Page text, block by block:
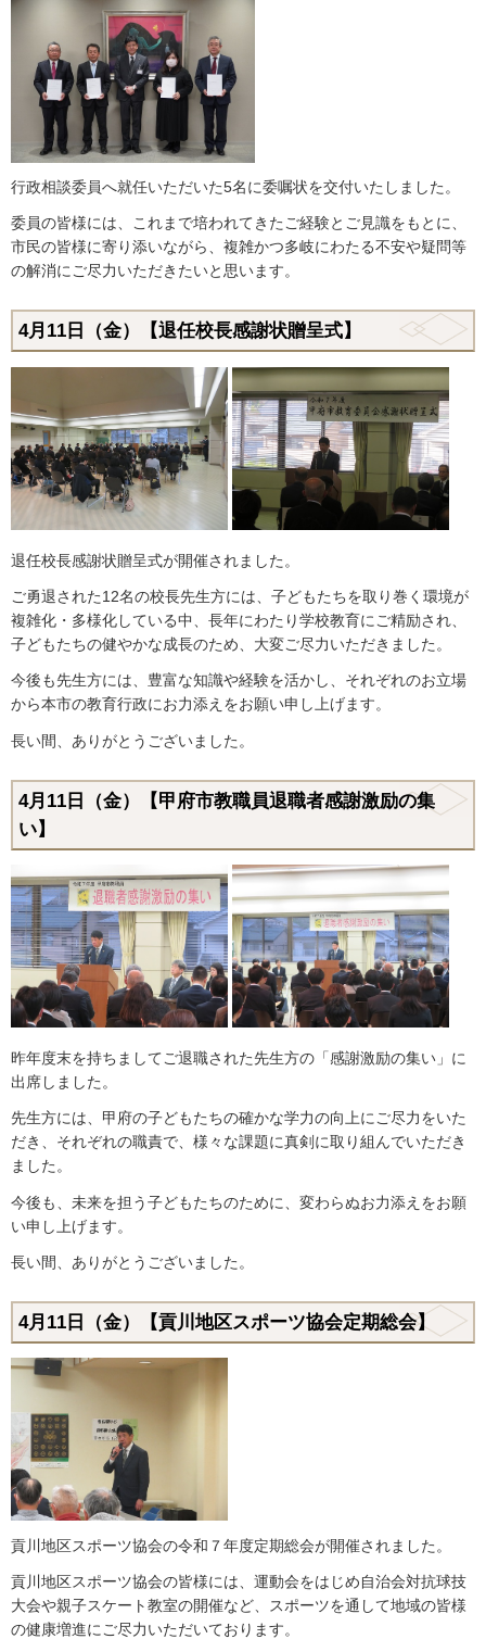
行政相談委員へ就任いただいた5名に委嘱状を交付いたしました。
委員の皆様には、これまで培われてきたご経験とご見識をもとに、
市民の皆様に寄り添いながら、複雑かつ多岐にわたる不安や疑問等
の解消にご尽力いただきたいと思います。
4月11日（金）【退任校長感謝状贈呈式】
退任校長感謝状贈呈式が開催されました。
ご勇退された12名の校長先生方には、子どもたちを取り巻く環境が
複雑化・多様化している中、長年にわたり学校教育にご精励され、
子どもたちの健やかな成長のため、大変ご尽力いただきました。
今後も先生方には、豊富な知識や経験を活かし、それぞれのお立場
から本市の教育行政にお力添えをお願い申し上げます。
長い間、ありがとうございました。
4月11日（金）【甲府市教職員退職者感謝激励の集
い】
昨年度末を持ちましてご退職された先生方の「感謝激励の集い」に
出席しました。
先生方には、甲府の子どもたちの確かな学力の向上にご尽力をいた
だき、それぞれの職責で、様々な課題に真剣に取り組んでいただき
ました。
今後も、未来を担う子どもたちのために、変わらぬお力添えをお願
い申し上げます。
長い間、ありがとうございました。
4月11日（金）【貢川地区スポーツ協会定期総会】
貢川地区スポーツ協会の令和７年度定期総会が開催されました。
貢川地区スポーツ協会の皆様には、運動会をはじめ自治会対抗球技
大会や親子スケート教室の開催など、スポーツを通して地域の皆様
の健康増進にご尽力いただいております。